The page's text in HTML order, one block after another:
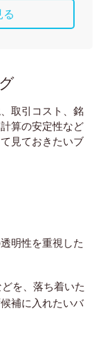
取引コスト、銘
算の安定性など
見ておきたいブ
明性を重視した
を、落ち着いた
補に入れたいバ